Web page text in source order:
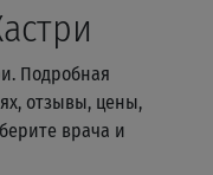
Подробная
отзывы, цены,
врача и